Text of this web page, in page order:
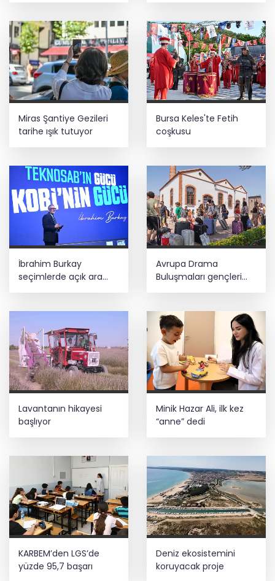
değişimi
Bursa Tabip Odası: Hekimlik 5 dakikaya
sığmaz
Miras Şantiye Gezileri
tarihe ışık tutuyor
Bursa Keles'te Fetih
coşkusu
İbrahim Burkay
seçimlerde açık ara
Avrupa Drama
Buluşmaları gençleri
Lavantanın hikayesi
başlıyor
Minik Hazar Ali, ilk kez
“anne” dedi
KARBEM’den LGS’de
yüzde 95,7 başarı
Deniz ekosistemini
koruyacak proje